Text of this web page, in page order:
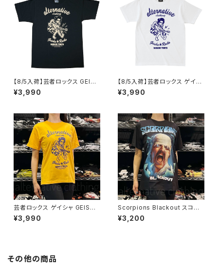
【8/5入荷】芸者ロックス GEISH
A ROCKS 階Ｇ子&オルタナティ
ヴ・コラボ 半袖 Tシャツ 黒 ブラ
K altss
¥3,990
【8/5入荷】芸者ロックス ゲイシ
ャ GEISHA ROCKS 階Ｇ子&オ
ルタナティヴ・コラボ 半袖 Tシャ
¥3,990
芸者ロックス ゲイシャ GEISHA
ROCKS 階Ｇ子&オルタナティ
ヴ・コラボ 半袖 Tシャツ イエロ
¥3,990
Scorpions Blackout スコー
ピオンズ ブラックアウト メンズ
レディース ロックＴシャツ バン
¥3,200
その他の商品